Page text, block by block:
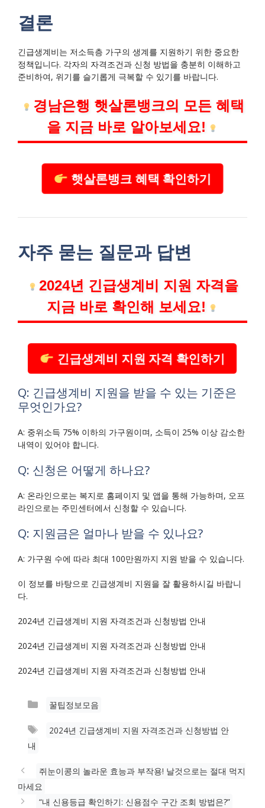
결론
긴급생계비는 저소득층 가구의 생계를 지원하기 위한 중요한
정책입니다. 각자의 자격조건과 신청 방법을 충분히 이해하고
준비하여, 위기를 슬기롭게 극복할 수 있기를 바랍니다.
경남은행 햇살론뱅크의 모든 혜택
을 지금 바로 알아보세요!
햇살론뱅크 혜택 확인하기
자주 묻는 질문과 답변
2024년 긴급생계비 지원 자격을
지금 바로 확인해 보세요!
긴급생계비 지원 자격 확인하기
Q: 긴급생계비 지원을 받을 수 있는 기준은
무엇인가요?
A: 중위소득 75% 이하의 가구원이며, 소득이 25% 이상 감소한
내역이 있어야 합니다.
Q: 신청은 어떻게 하나요?
A: 온라인으로는 복지로 홈페이지 및 앱을 통해 가능하며, 오프
라인으로는 주민센터에서 신청할 수 있습니다.
Q: 지원금은 얼마나 받을 수 있나요?
A: 가구원 수에 따라 최대 100만원까지 지원 받을 수 있습니다.
이 정보를 바탕으로 긴급생계비 지원을 잘 활용하시길 바랍니
다.
2024년 긴급생계비 지원 자격조건과 신청방법 안내
2024년 긴급생계비 지원 자격조건과 신청방법 안내
2024년 긴급생계비 지원 자격조건과 신청방법 안내
카
고
꿀팁정보모음
태
2024년 긴급생계비 지원 자격조건과 신청방법 안
내
쥐눈이콩의 놀라운 효능과 부작용! 날것으로는 절대 먹지
마세요
“내 신용등급 확인하기: 신용점수 구간 조회 방법은?”